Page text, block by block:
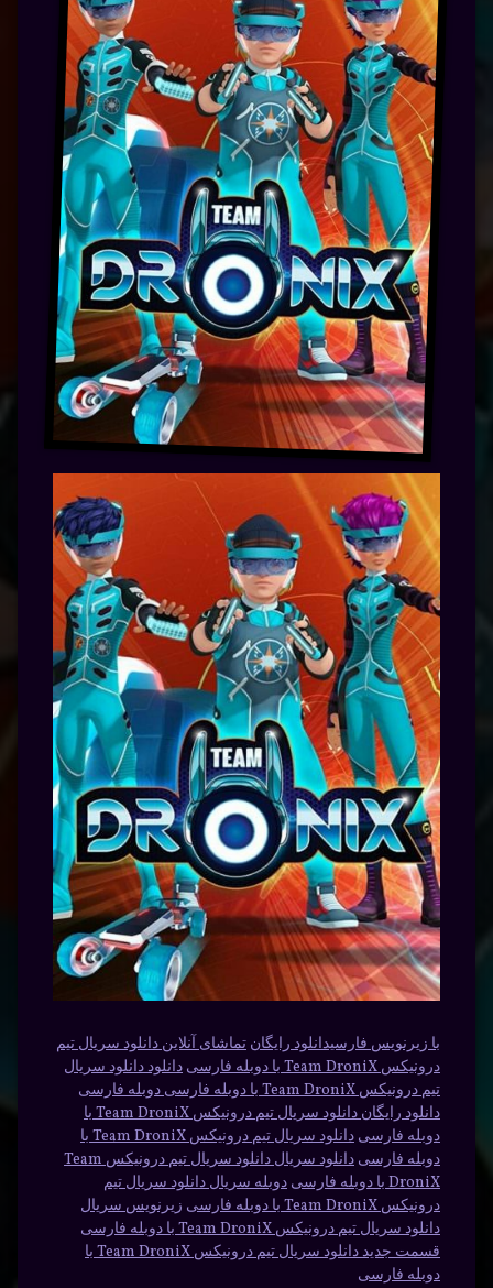
با زیرنویس فارسیدانلود رایگان تماشای آنلاین دانلود سریال تیم
درونیکس Team DroniX با دوبله فارسی
دانلود دانلود سریال
تیم درونیکس Team DroniX با دوبله فارسی دوبله فارسی
دانلود رایگان دانلود سریال تیم درونیکس Team DroniX با
دوبله فارسی
دانلود سریال تیم درونیکس Team DroniX با
دوبله فارسی
دانلود سریال دانلود سریال تیم درونیکس Team
DroniX با دوبله فارسی
دوبله سریال دانلود سریال تیم
درونیکس Team DroniX با دوبله فارسی
زیرنویس سریال
دانلود سریال تیم درونیکس Team DroniX با دوبله فارسی
قسمت جدید دانلود سریال تیم درونیکس Team DroniX با
دوبله فارسی